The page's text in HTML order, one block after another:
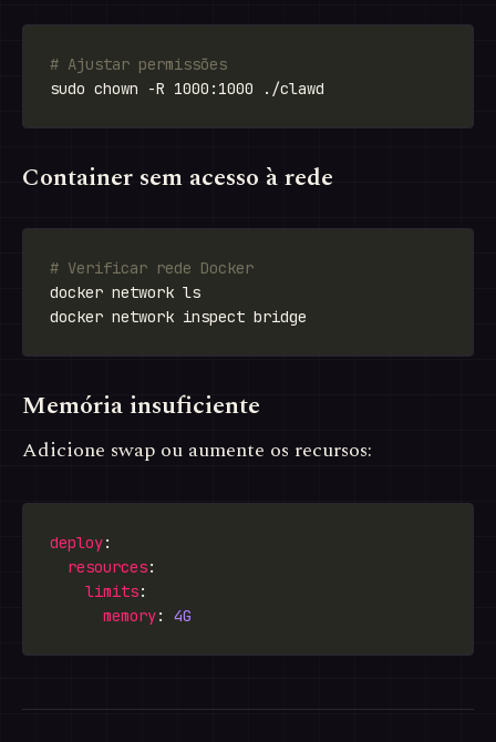
# Ajustar permissões
Container sem acesso à rede
# Verificar rede Docker
Memória insuficiente
Adicione swap ou aumente os recursos:
deploy
resources
limits
memory: 4G